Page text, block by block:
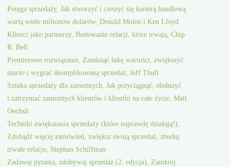
Potęga sprzedaży, Jak stworzyć i cieszyć się karierą handlową
wartą wiele milionów dolarów, Donald Moine i Ken Lloyd
Klienci jako partnerzy, Budowanie relacji, które trwają, Chip
R. Bell
Premierowe rozwiązanie, Zamknąć lukę wartości, zwiększyć
marże i wygrać skomplikowaną sprzedaż, Jeff Thull
Sztuka sprzedaży dla zamożnych, Jak przyciągnąć, obsłużyć
i zatrzymać zamożnych klientów i klientki na całe życie, Matt
Oechsli
Techniki zwiększania sprzedaży (które naprawdę działają!),
Zdobądź więcej zamówień, zwiększ swoją sprzedaż, zbuduj
trwałe relacje, Stephan Schiffman
Zadawaj pytania, zdobywaj sprzedaż (2. edycja), Zamknij